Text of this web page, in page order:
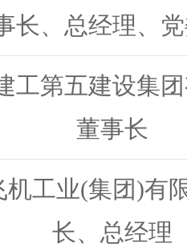
长、总经理、
工第五建设集
董事长
机工业(集团)有
长、总经理